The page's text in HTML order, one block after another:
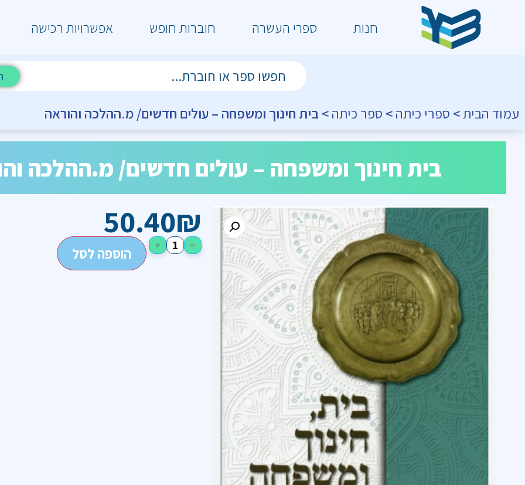
חנות ספרי העשרה חוברות חופש אפשרויות רכישה
עמוד הבית> ספרי כיתה> ספר כיתה> בית חינוך ומשפחה – עולים חדשים/ מ.ההלכה והוראה
בית חינוך ומשפחה – עולים חדשים/ מ.ההלכה
50.40₪
−
+ הוספה לסל